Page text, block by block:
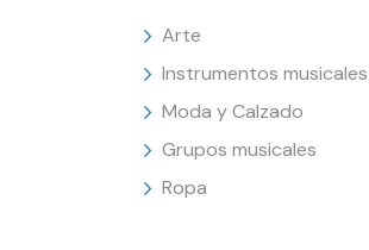
Arte
Instrumentos musicales
Moda y Calzado
Grupos musicales
Ropa